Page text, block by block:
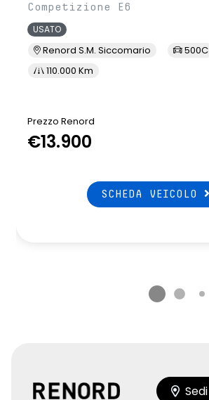
Competizione E6
USATO
Renord S.M. Siccomario 500C
110.000 Km
Prezzo Renord
€13.900
SCHEDA VEICOLO
Sedi